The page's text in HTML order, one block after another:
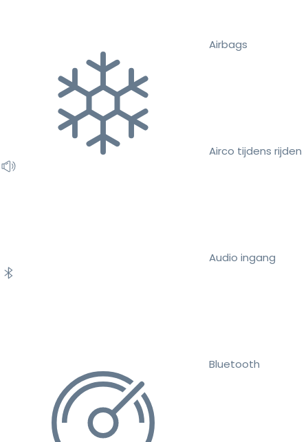
Airbags
Airco tijdens rijden
Audio ingang
Bluetooth